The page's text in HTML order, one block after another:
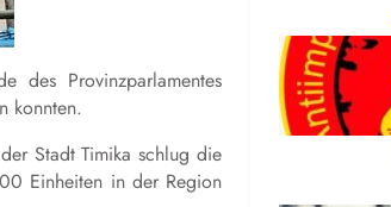
des Provinzparlamentes
konnten.
Stadt Timika schlug die
Einheiten in der Region